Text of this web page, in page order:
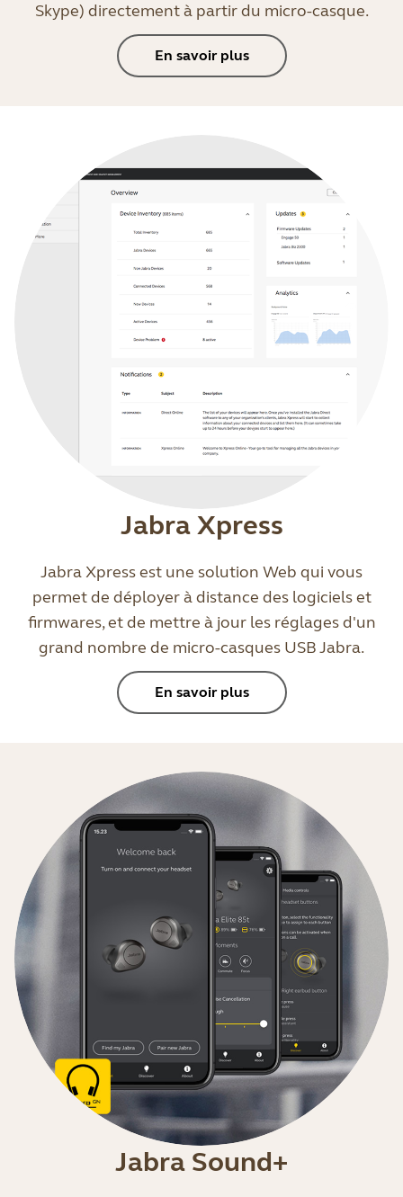
Skype) directement à partir du micro-casque.
En savoir plus
Jabra Xpress
Jabra Xpress est une solution Web qui vous
permet de déployer à distance des logiciels et
firmwares, et de mettre à jour les réglages d'un
grand nombre de micro-casques USB Jabra.
En savoir plus
Jabra Sound+